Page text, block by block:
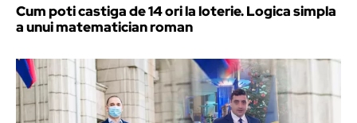
Cum poti castiga de 14 ori la loterie. Logica simpla
a unui matematician roman